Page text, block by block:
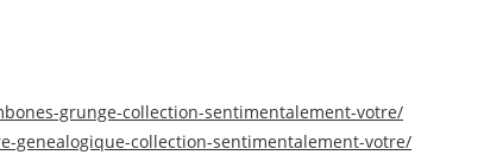
grunge-collection-sentimentalement-votre/
collection-sentimentalement-votre/